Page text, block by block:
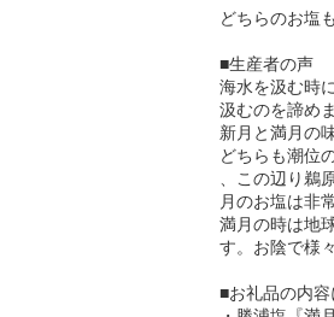
どちらのお塩
■生産者の声
海水を汲む時
汲むのを諦めま
新月と満月の
どちらも潮位
、この辺り
月のお塩は非
満月の時は地
す。お陰で様
■お礼品の内容